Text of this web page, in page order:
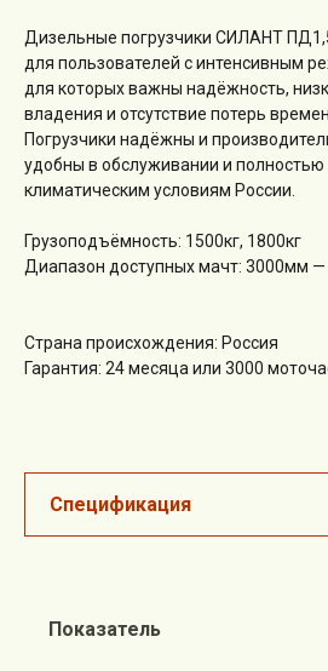
Дизельные погрузчики СИЛАНТ
для пользователей с интенсивным
для которых важны надёжность,
владения и отсутствие потерь
Погрузчики надёжны и
удобны в обслуживании и
климатическим условиям России.
Грузоподъёмность: 1500кг, 1800кг
Диапазон доступных мачт: 3000мм
Страна происхождения: Россия
Гарантия: 24 месяца или 3000
Показатель